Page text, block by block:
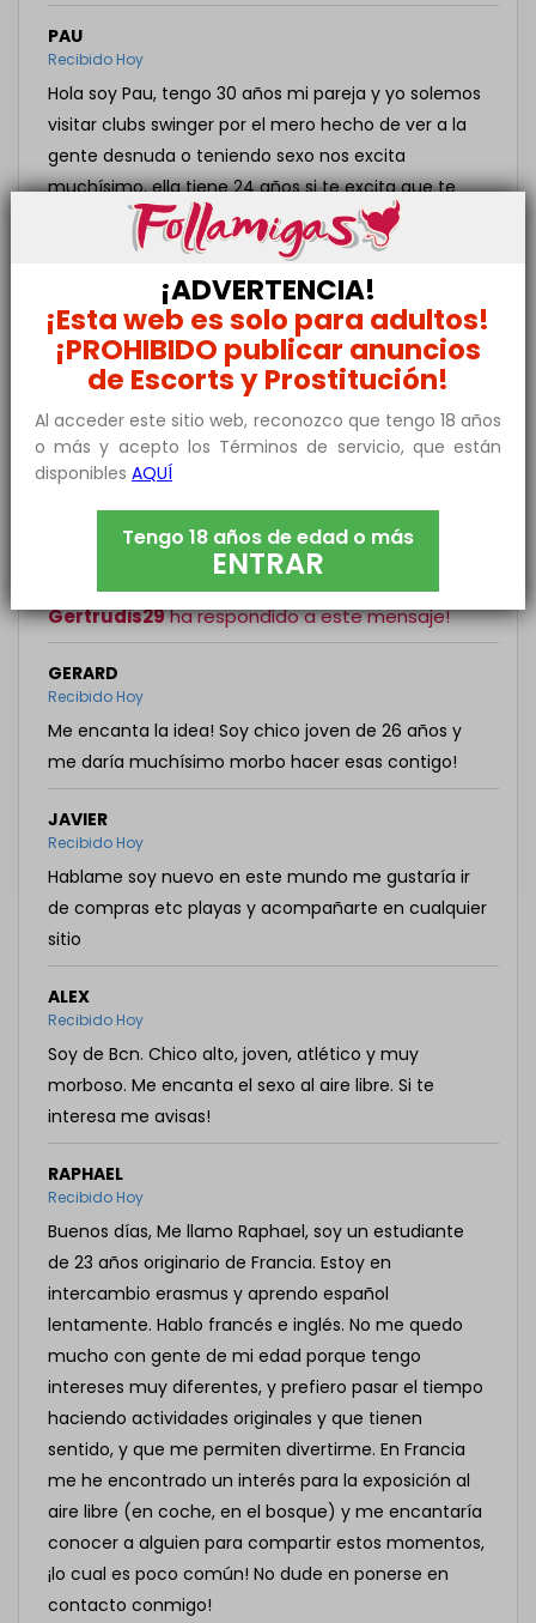
PAU
Recibido Hoy
Hola soy Pau, tengo 30 años mi pareja y yo solemos
visitar clubs swinger por el mero hecho de ver a la
gente desnuda o teniendo sexo nos excita
muchísimo, ella tiene 24 años si te excita que te
vean o que te toquen te puede interesar mucho
pasar por nosotros en esta experiencia
Gertrudis29ha respondido a este mensaje!
ADRI
Recibido Hoy
Hola qué tal, tengo 19 años y me ha llamado
bastante la atención tu anuncio, no te voy a negar
lo excitante que me pongo en las playas nudistas
viendo tremendas tetas como las tuyas, siendo no
número para hablar y queda. Espero respondas mi
Gertrudis29ha respondido a este mensaje!
GERARD
Recibido Hoy
Me encanta la idea! Soy chico joven de 26 años y
me daría muchísimo morbo hacer esas contigo!
JAVIER
Recibido Hoy
Hablame soy nuevo en este mundo me gustaría ir
de compras etc playas y acompañarte en cualquier
sitio
ALEX
Recibido Hoy
Soy de Bcn. Chico alto, joven, atlético y muy
morboso. Me encanta el sexo al aire libre. Si te
interesa me avisas!
RAPHAEL
Recibido Hoy
Buenos días, Me llamo Raphael, soy un estudiante
de 23 años originario de Francia. Estoy en
intercambio erasmus y aprendo español
lentamente. Hablo francés e inglés. No me quedo
mucho con gente de mi edad porque tengo
intereses muy diferentes, y prefiero pasar el tiempo
haciendo actividades originales y que tienen
sentido, y que me permiten divertirme. En Francia
me he encontrado un interés para la exposición al
aire libre (en coche, en el bosque) y me encantaría
conocer a alguien para compartir estos momentos,
¡lo cual es poco común! No dude en ponerse en
contacto conmigo!
¡ADVERTENCIA!
¡Esta web es solo para adultos!
¡PROHIBIDO publicar anuncios
de Escorts y Prostitución!
Al acceder este sitio web, reconozco que tengo 18 años
o más y acepto los Términos de servicio, que están
disponibles AQUÍ
Tengo 18 años de edad o más
ENTRAR